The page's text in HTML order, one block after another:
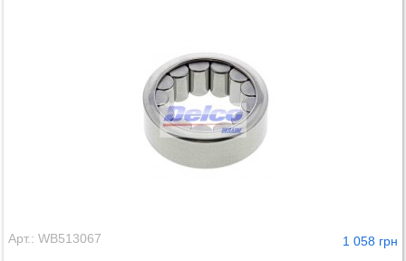
Арт.: WB513067 1 058 грн